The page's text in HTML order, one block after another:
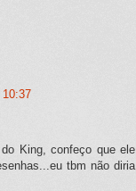
10:37
King, confeço que ele
tbm não diria